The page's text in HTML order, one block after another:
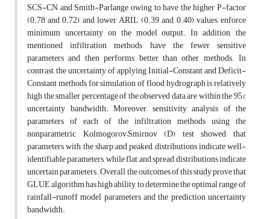
SCS-CN and Smith-Parlange owing to have the higher P-factor
(0.78 and 0.72) and lower ARIL (0.39 and 0.40) values, enforce
minimum uncertainty on the model output. In addition, the
mentioned infiltration methods have the fewer sensitive
parameters and then performs better than other methods. In
contrast, the uncertainty of applying Initial-Constant and Deficit-
Constant methods for simulation of flood hydrograph is relatively
high the smaller percentage of the observed data are within the 95%
uncertainty bandwidth. Moreover, sensitivity analysis of the
parameters of each of the infiltration methods using the
nonparametric Kolmogorov–Smirnov (D) test showed that
parameters with the sharp and peaked distributions indicate well-
identifiable parameters, while flat and spread distributions indicate
uncertain parameters. Overall, the outcomes of this study prove that
GLUE algorithm has high ability to determine the optimal range of
rainfall-runoff model parameters and the prediction uncertainty
bandwidth.